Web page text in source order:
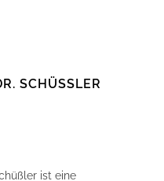
SCHÜSSLER
ist eine